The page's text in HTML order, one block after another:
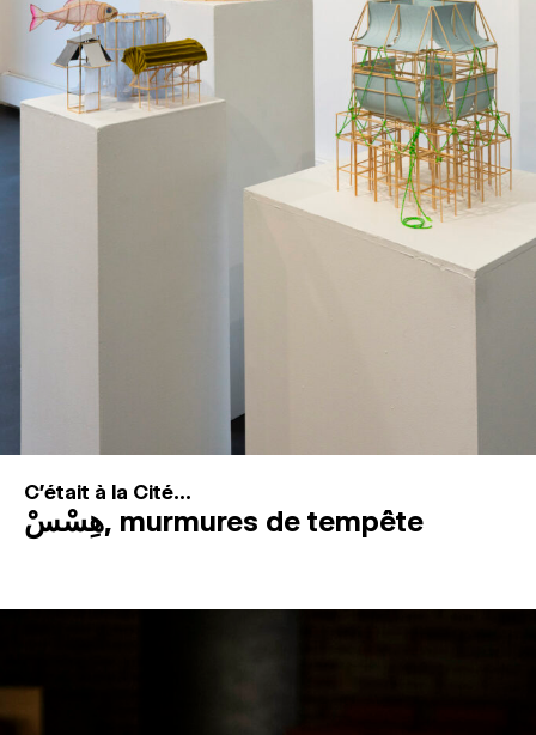
C'était à la Cité...
هِسْسْ, murmures de tempête